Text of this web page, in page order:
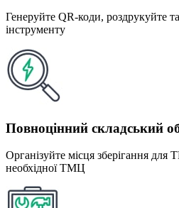
Генеруйте QR-коди, роздрукуйте
інструменту
Повноцінний складський
Організуйте місця зберігання
необхідної ТМЦ